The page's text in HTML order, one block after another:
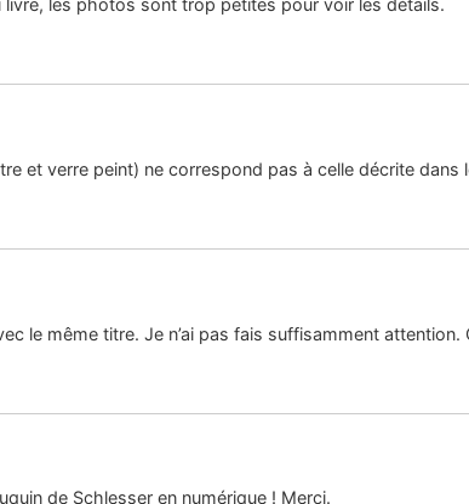
les photos sont trop petites pour voir les détails.
et verre peint) ne correspond pas à celle décrite dans
le même titre. Je n’ai pas fais suffisamment attention.
de Schlesser en numérique ! Merci.